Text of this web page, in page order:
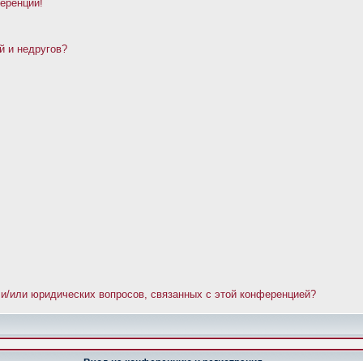
и недругов?
или юридических вопросов, связанных с этой конференцией?